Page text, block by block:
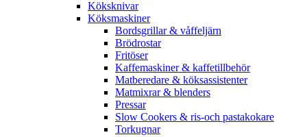
Köksknivar
Köksmaskiner
Bordsgrillar & våffeljärn
Brödrostar
Fritöser
Kaffemaskiner & kaffetillbehör
Matberedare & köksassistenter
Matmixrar & blenders
Pressar
Slow Cookers & ris-och pastakokare
Torkugnar